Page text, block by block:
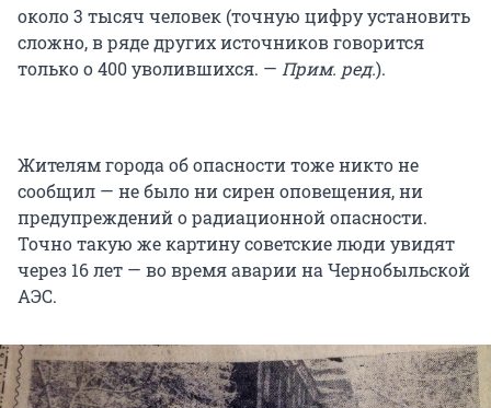
около 3 тысяч человек (точную цифру установить
сложно, в ряде других источников говорится
только о 400 уволившихся. — Прим. ред.).
Жителям города об опасности тоже никто не
сообщил — не было ни сирен оповещения, ни
предупреждений о радиационной опасности.
Точно такую же картину советские люди увидят
через 16 лет — во время аварии на Чернобыльской
АЭС.